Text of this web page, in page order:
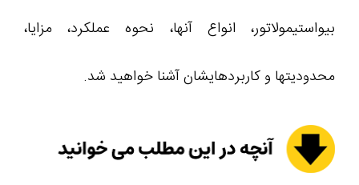
بیواستیمولاتور، انواع آنها، نحوه عملکرد، مزایا،
محدودیتها و کاربردهایشان آشنا خواهید شد.